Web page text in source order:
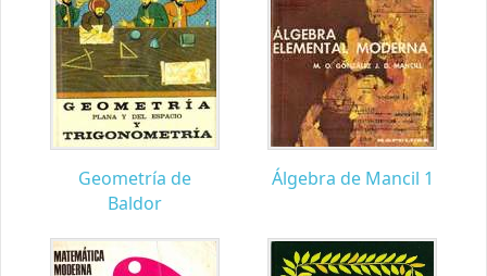
Geometría de
Baldor
Álgebra de Mancil 1